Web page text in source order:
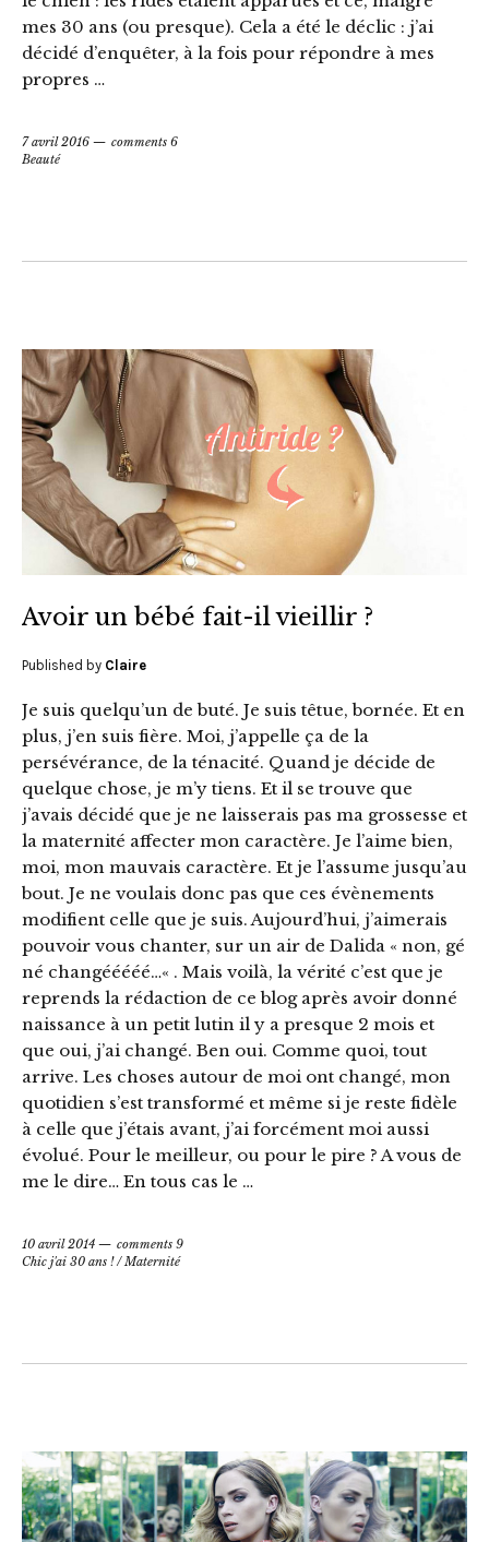
mes 30 ans (ou presque). Cela a été le déclic : j’ai
décidé d’enquêter, à la fois pour répondre à mes
propres …
7 avril 2016
comments 6
Beauté
Avoir un bébé fait-il vieillir ?
Published by Claire
Je suis quelqu’un de buté. Je suis têtue, bornée. Et en
plus, j’en suis fière. Moi, j’appelle ça de la
persévérance, de la ténacité. Quand je décide de
quelque chose, je m’y tiens. Et il se trouve que
j’avais décidé que je ne laisserais pas ma grossesse et
la maternité affecter mon caractère. Je l’aime bien,
moi, mon mauvais caractère. Et je l’assume jusqu’au
bout. Je ne voulais donc pas que ces évènements
modifient celle que je suis. Aujourd’hui, j’aimerais
pouvoir vous chanter, sur un air de Dalida « non, gé
né changééééé…« . Mais voilà, la vérité c’est que je
reprends la rédaction de ce blog après avoir donné
naissance à un petit lutin il y a presque 2 mois et
que oui, j’ai changé. Ben oui. Comme quoi, tout
arrive. Les choses autour de moi ont changé, mon
quotidien s’est transformé et même si je reste fidèle
à celle que j’étais avant, j’ai forcément moi aussi
évolué. Pour le meilleur, ou pour le pire ? A vous de
me le dire… En tous cas le …
10 avril 2014
comments 9
Chic j'ai 30 ans !/ Maternité